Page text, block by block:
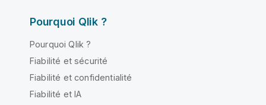
Pourquoi Qlik ?
Pourquoi Qlik ?
Fiabilité et sécurité
Fiabilité et confidentialité
Fiabilité et IA